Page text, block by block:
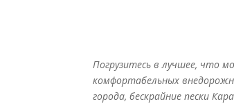
Погрузитесь в лучшее, что
комфортабельных
города, бескрайние пески